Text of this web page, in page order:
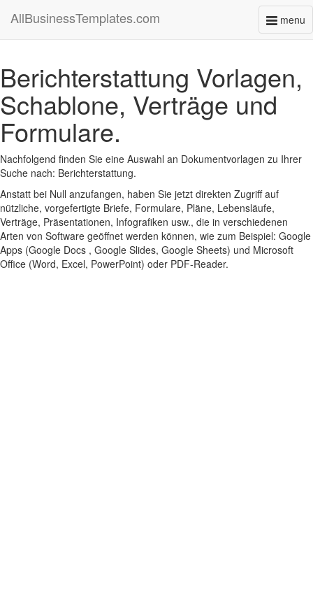
menu
AllBusinessTemplates.com
Berichterstattung Vorlagen,
Schablone, Verträge und
Formulare.
Nachfolgend finden Sie eine Auswahl an Dokumentvorlagen zu Ihrer
Suche nach: Berichterstattung.
Anstatt bei Null anzufangen, haben Sie jetzt direkten Zugriff auf
nützliche, vorgefertigte Briefe, Formulare, Pläne, Lebensläufe,
Verträge, Präsentationen, Infografiken usw., die in verschiedenen
Arten von Software geöffnet werden können, wie zum Beispiel: Google
Apps (Google Docs , Google Slides, Google Sheets) und Microsoft
Office (Word, Excel, PowerPoint) oder PDF-Reader.